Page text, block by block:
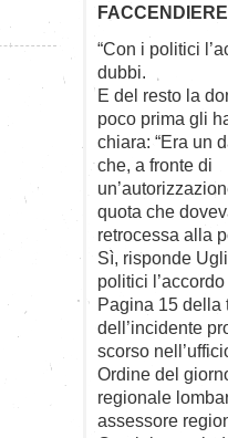
“Con i politici
dubbi.
E del resto la
poco prima gli
chiara: “Era un
che, a fronte di
quota che
retrocessa alla
Sì, risponde
politici
Pagina 15 della
dell’incidente
scorso
Ordine del
regionale
assessore